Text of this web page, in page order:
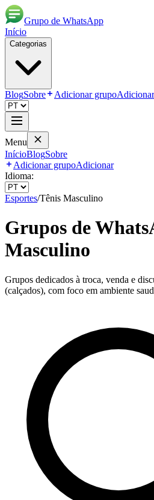
Grupo de WhatsApp
Início
Categorias
BlogSobre Adicionar grupoAdicionar
Menu
InícioBlogSobre
Adicionar grupoAdicionar
Idioma:
Esportes/Tênis Masculino
Grupos de
Masculino
Grupos dedicados à troca, venda e
(calçados), com foco em ambiente